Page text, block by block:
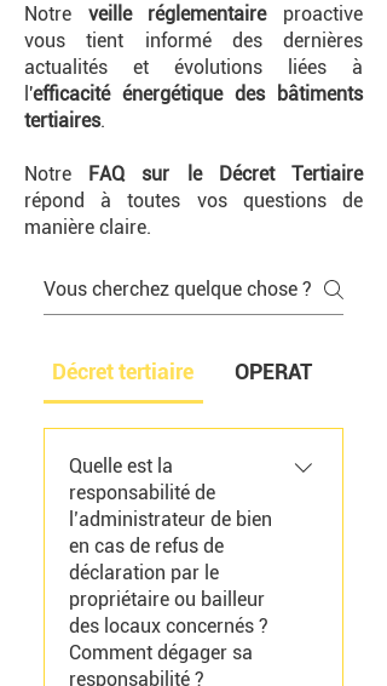
Notre veille réglementaireproactive
vous tient informé des dernières
actualités et évolutions liées à
l'efficacité énergétique des bâtiments
tertiaires.
Notre FAQ sur le Décret Tertiaire
répond à toutes vos questions de
manière claire.
Décret tertiaire OPERAT
Quelle est la
responsabilité de
l’administrateur de bien
en cas de refus de
déclaration par le
propriétaire ou bailleur
des locaux concernés ?
Comment dégager sa
responsabilité ?